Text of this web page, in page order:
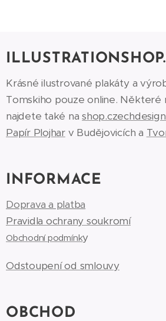
Krásné ilustrované plakáty a
Tomskiho pouze online.
najdete také na
Papír Plojharv Budějovicích a
INFORMACE
Doprava a platba
Pravidla ochrany soukromí
Obchodní podmínky
Odstoupení od smlouvy
OBCHOD